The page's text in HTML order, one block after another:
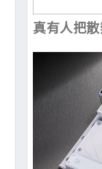
真有人把